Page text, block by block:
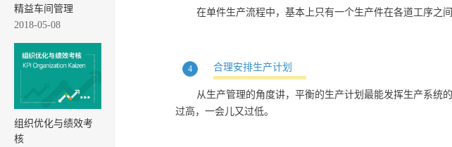
精益车间管理
2018-05-08
组织优化与绩效考
核
在单件生产流程中，基本上只有一个生产件在各道工序之
4 合理安排生产计划
从生产管理的角度讲，平衡的生产计划最能发挥生产系统
过高，一会儿又过低。